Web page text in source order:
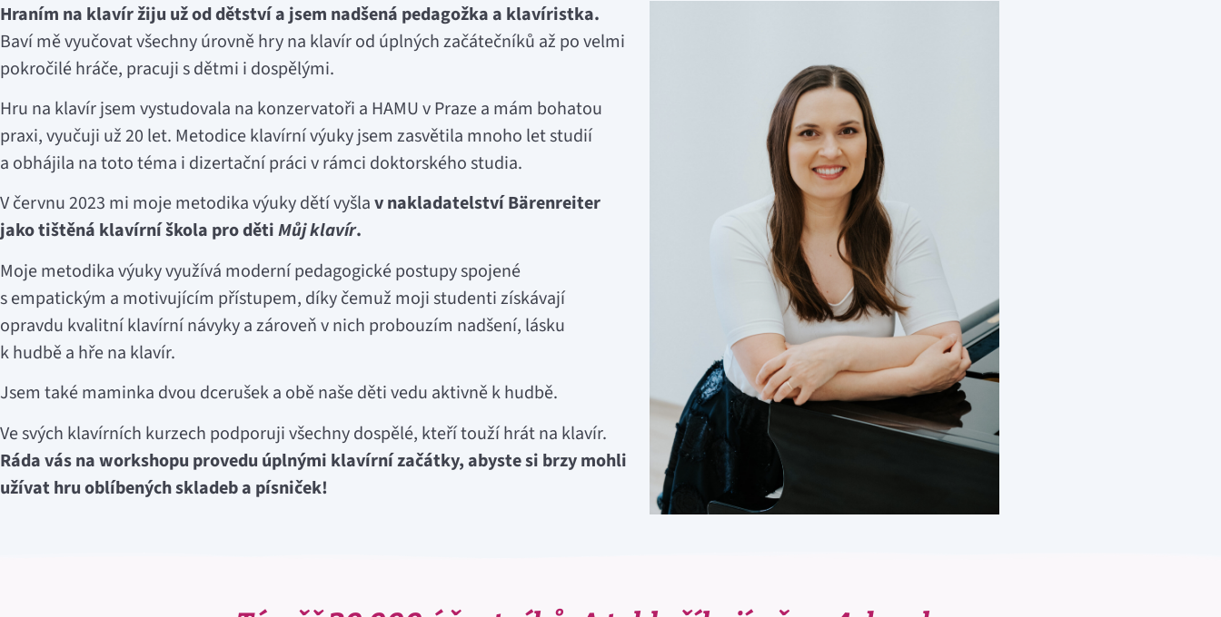
Hraním na klavír žiju už od dětství a jsem nadšená pedagožka a klavíristka.
Baví mě vyučovat všechny úrovně hry na klavír od úplných začátečníků až po velmi
pokročilé hráče, pracuji s dětmi i dospělými.
Hru na klavír jsem vystudovala na konzervatoři a HAMU v Praze a mám bohatou
praxi, vyučuji už 20 let. Metodice klavírní výuky jsem zasvětila mnoho let studií
a obhájila na toto téma i dizertační práci v rámci doktorského studia.
V červnu 2023 mi moje metodika výuky dětí vyšlav nakladatelství Bärenreiter
jako tištěná klavírní škola pro dětiMůj klavír.
Moje metodika výuky využívá moderní pedagogické postupy spojené
s empatickým a motivujícím přístupem, díky čemuž moji studenti získávají
opravdu kvalitní klavírní návyky a zároveň v nich probouzím nadšení, lásku
k hudbě a hře na klavír.
Jsem také maminka dvou dcerušek a obě naše děti vedu aktivně k hudbě.
Ve svých klavírních kurzech podporuji všechny dospělé, kteří touží hrát na klavír.
Ráda vás na workshopu provedu úplnými klavírní začátky, abyste si brzy mohli
užívat hru oblíbených skladeb a písniček!